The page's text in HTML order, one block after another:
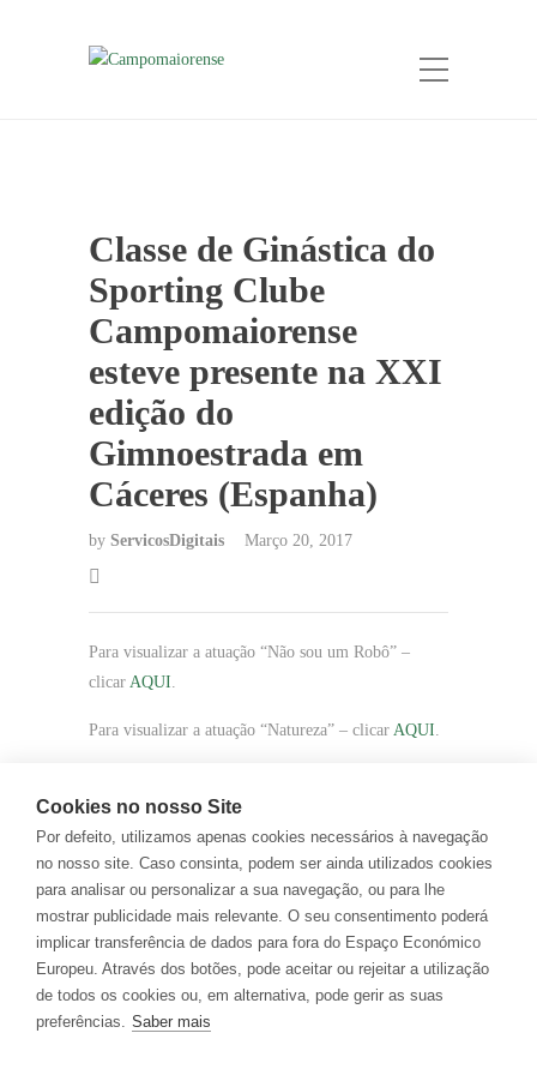
Classe de Ginástica do
Sporting Clube
Campomaiorense
esteve presente na XXI
edição do
Gimnoestrada em
Cáceres (Espanha)
by ServicosDigitais Março 20, 2017
Para visualizar a atuação “Não sou um Robô” –
clicar AQUI.
Para visualizar a atuação “Natureza” – clicar AQUI.
PARTILHAR
32/ 39
Cookies no nosso Site
Por defeito, utilizamos apenas cookies necessários à navegação
no nosso site. Caso consinta, podem ser ainda utilizados cookies
para analisar ou personalizar a sua navegação, ou para lhe
mostrar publicidade mais relevante. O seu consentimento poderá
implicar transferência de dados para fora do Espaço Económico
Europeu. Através dos botões, pode aceitar ou rejeitar a utilização
de todos os cookies ou, em alternativa, pode gerir as suas
preferências. Saber mais